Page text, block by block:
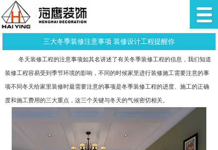
三大冬季装修注意事项 装修设计工程提醒你
冬天装修工程的注意事项如其名讲述了有关冬季装修工程的信息，我们知道
装修工程容易受到季节环境的影响，不同的时候家里进行装修施工需要注意的事
项不同冬天给家里装修时最需要注意的事项是冬季装修工程的进度、施工的正确
度和施工费用的三大重点，这三个关键与冬天的气候密切相关。